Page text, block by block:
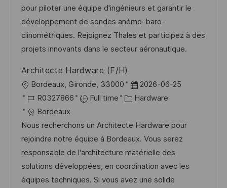
e
d
D
a
e
d
e
g
o
r
pour piloter une équipe d'ingénieurs et garantir le
développement de sondes anémo-baro-
clinométriques. Rejoignez Thales et participez à des
projets innovants dans le secteur aéronautique.
Architecte Hardware (F/H)
L
o
c
a
t
i
o
n
Bordeaux, Gironde, 33000
P
o
t
e
d
D
a
2026-06-25
J
o
b
I
d
R0327866 Full time
C
t
e
g
o
r
Hardware
Bordeaux
Nous recherchons un Architecte Hardware pour
rejoindre notre équipe à Bordeaux. Vous serez
responsable de l'architecture matérielle des
solutions développées, en coordination avec les
équipes techniques. Si vous avez une solide